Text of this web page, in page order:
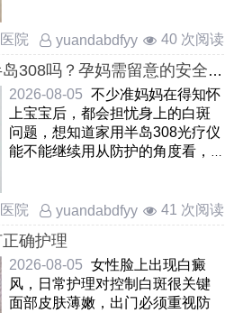
医院
yuandabdfyy 40 次阅读
308吗？孕妈需留意的安全
2026-08-05 不少准妈妈在得知怀
上宝宝后，都会担忧身上的白斑
问题，想知道家用半岛308光疗仪
能不能继续用从防护的角度看，
医院 yuandabdfyy 41 次阅读
确护理
2026-08-05 女性脸上出现白癜
风，日常护理对控制白斑很关键
面部皮肤薄嫩，出门必须重视防